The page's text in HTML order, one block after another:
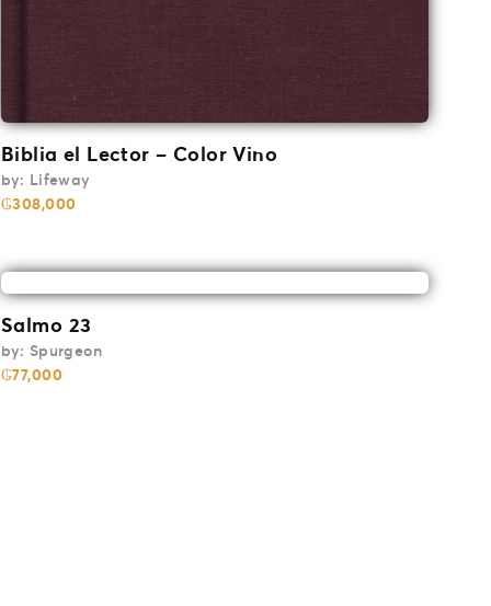
Biblia el Lector – Color Vino
by: Lifeway
₲308,000
Salmo 23
by: Spurgeon
₲77,000